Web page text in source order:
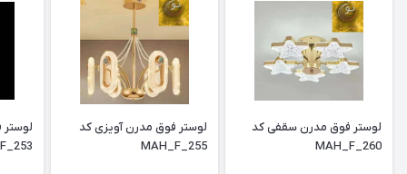
لوستر فوق مدرن سقفی کد
MAH_F_260
لوستر فوق مدرن آویزی کد
MAH_F_255